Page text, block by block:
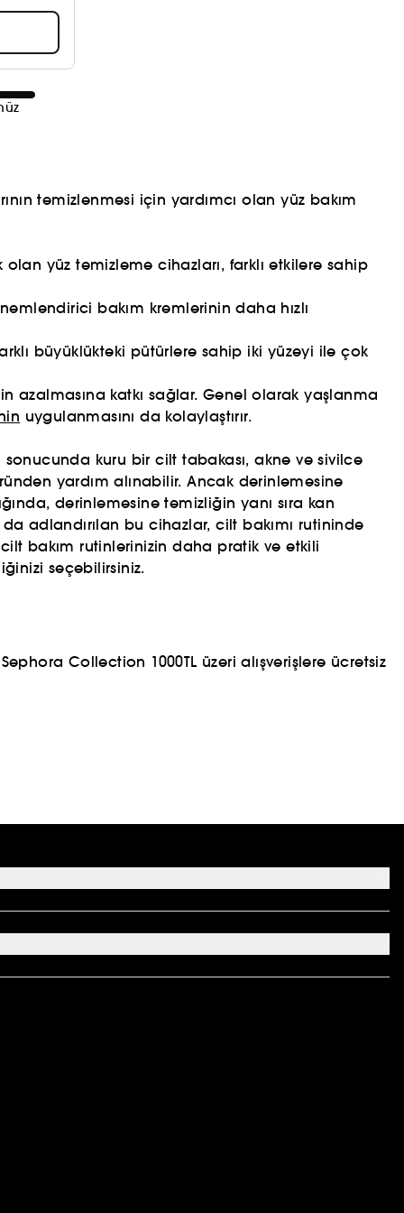
temizlenmesi için yardımcı olan yüz bakım
yüz temizleme cihazları, farklı etkilere sahip
bakım kremlerinin daha hızlı
büyüklükteki pütürlere sahip iki yüzeyi ile çok
azalmasına katkı sağlar. Genel olarak yaşlanma
uygulanmasını da kolaylaştırır.
sonucunda kuru bir cilt tabakası, akne ve sivilce
yardım alınabilir. Ancak derinlemesine
derinlemesine temizliğin yanı sıra kan
adlandırılan bu cihazlar, cilt bakımı rutininde
bakım rutinlerinizin daha pratik ve etkili
seçebilirsiniz.
Collection 1000TL üzeri alışverişlere ücretsiz